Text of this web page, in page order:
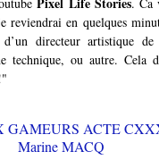
reviendrai en quelques
directeur artistique
technique, ou autre. Cela